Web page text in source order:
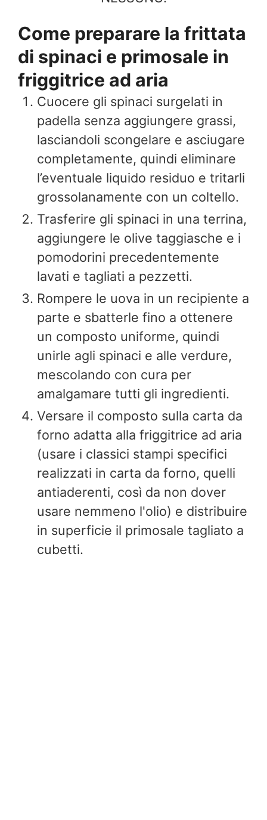
Come preparare la frittata
di spinaci e primosale in
friggitrice ad aria
Cuocere gli spinaci surgelati in
padella senza aggiungere grassi,
lasciandoli scongelare e asciugare
completamente, quindi eliminare
l’eventuale liquido residuo e tritarli
grossolanamente con un coltello.
Trasferire gli spinaci in una terrina,
aggiungere le olive taggiasche e i
pomodorini precedentemente
lavati e tagliati a pezzetti.
Rompere le uova in un recipiente a
parte e sbatterle fino a ottenere
un composto uniforme, quindi
unirle agli spinaci e alle verdure,
mescolando con cura per
amalgamare tutti gli ingredienti.
Versare il composto sulla carta da
forno adatta alla friggitrice ad aria
(usare i classici stampi specifici
realizzati in carta da forno, quelli
antiaderenti, così da non dover
usare nemmeno l'olio) e distribuire
in superficie il primosale tagliato a
cubetti.